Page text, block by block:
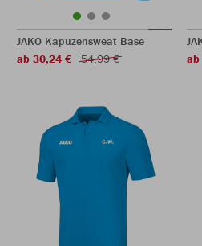
JAKO Kapuzensweat Base
ab 30,24 €
54,99 €
ab